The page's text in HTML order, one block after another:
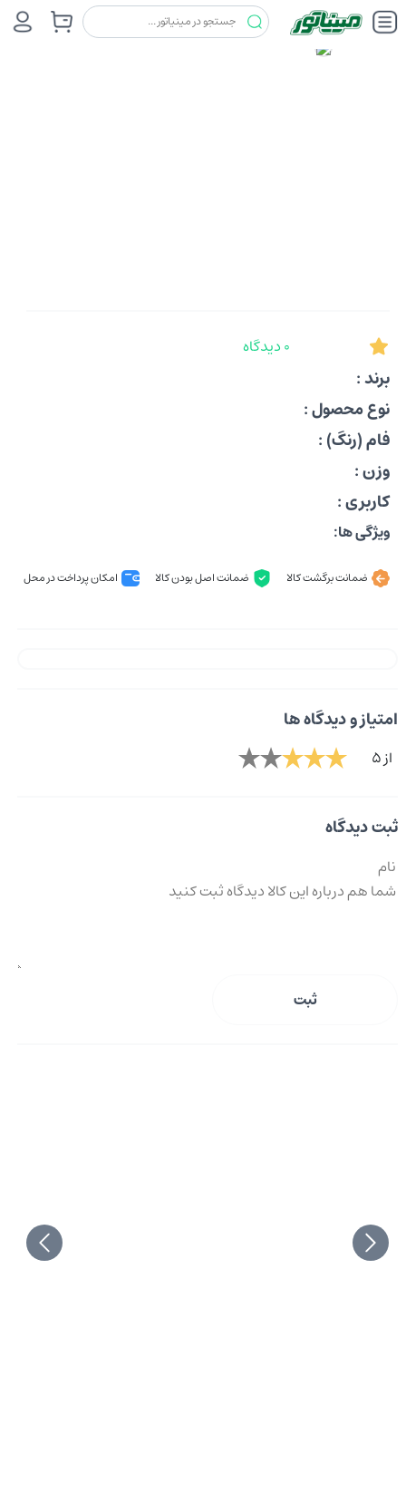
0 دیدگاه
برند :
نوع محصول :
فام (رنگ) :
وزن :
کاربری :
ویژگی ها:
ضمانت برگشت کالا ضمانت اصل بودن کالا امکان پرداخت در محل
امتیاز و دیدگاه ها
از 5
ثبت دیدگاه
ثبت